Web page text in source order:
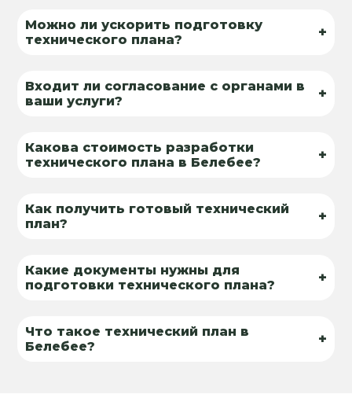
Можно ли ускорить подготовку
технического плана?
+
Входит ли согласование с органами в
ваши услуги?
+
Какова стоимость разработки
технического плана в Белебее?
+
Как получить готовый технический
план?
+
Какие документы нужны для
подготовки технического плана?
+
Что такое технический план в
Белебее?
+